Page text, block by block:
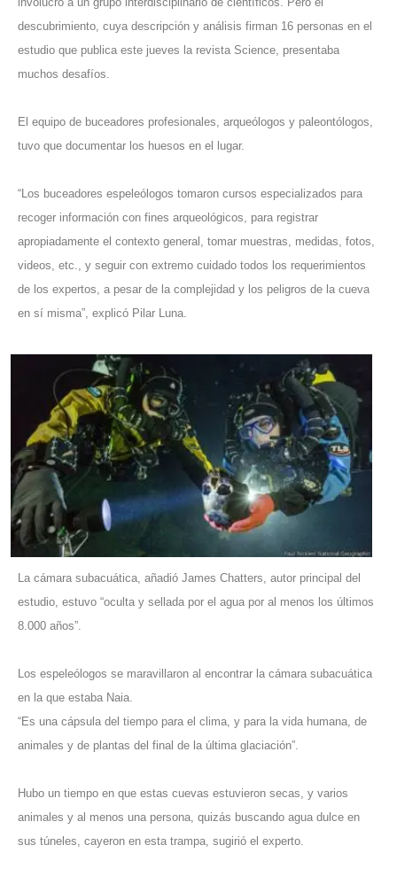
descubrimiento, cuya descripción y análisis firman 16 personas en el
estudio que publica este jueves la revista Science, presentaba
muchos desafíos.
El equipo de buceadores profesionales, arqueólogos y paleontólogos,
tuvo que documentar los huesos en el lugar.
“Los buceadores espeleólogos tomaron cursos especializados para
recoger información con fines arqueológicos, para registrar
apropiadamente el contexto general, tomar muestras, medidas, fotos,
videos, etc., y seguir con extremo cuidado todos los requerimientos
de los expertos, a pesar de la complejidad y los peligros de la cueva
en sí misma”, explicó Pilar Luna.
La cámara subacuática, añadió James Chatters, autor principal del
estudio, estuvo “oculta y sellada por el agua por al menos los últimos
8.000 años”.
Los espeleólogos se maravillaron al encontrar la cámara subacuática
en la que estaba Naia.
“Es una cápsula del tiempo para el clima, y para la vida humana, de
animales y de plantas del final de la última glaciación”.
Hubo un tiempo en que estas cuevas estuvieron secas, y varios
animales y al menos una persona, quizás buscando agua dulce en
sus túneles, cayeron en esta trampa, sugirió el experto.